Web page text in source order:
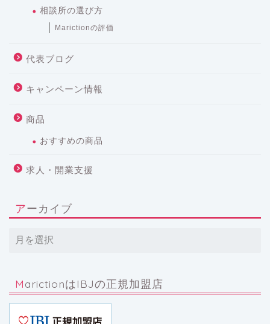
相談所の選び方
Marictionの評価
代表ブログ
キャンペーン情報
商品
おすすめの商品
求人・開業支援
アーカイブ
MarictionはIBJの正規加盟店